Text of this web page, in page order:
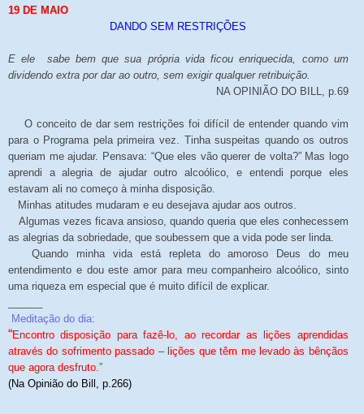
19 DE MAIO
DANDO SEM RESTRIÇÕES
E ele sabe bem que sua própria vida ficou enriquecida, como um
dividendo extra por dar ao outro, sem exigir qualquer retribuição.
NA OPINIÃO DO BILL, p.69
O conceito de dar sem restrições foi difícil de entender quando vim
para o Programa pela primeira vez. Tinha suspeitas quando os outros
queriam me ajudar. Pensava: “Que eles vão querer de volta?” Mas logo
aprendi a alegria de ajudar outro alcoólico, e entendi porque eles
estavam ali no começo à minha disposição.
Minhas atitudes mudaram e eu desejava ajudar aos outros.
Algumas vezes ficava ansioso, quando queria que eles conhecessem
as alegrias da sobriedade, que soubessem que a vida pode ser linda.
Quando minha vida está repleta do amoroso Deus do meu
entendimento e dou este amor para meu companheiro alcoólico, sinto
uma riqueza em especial que é muito difícil de explicar.
Meditação do dia:
“Encontro disposição para fazê-lo, ao recordar as lições aprendidas
através do sofrimento passado – lições que têm me levado às bênçãos
que agora desfruto.”
(Na Opinião do Bill, p.266)